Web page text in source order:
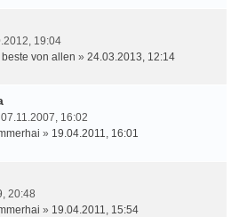
19:04
von allen » 24.03.2013, 12:14
16:02
» 19.04.2011, 16:01
20:48
» 19.04.2011, 15:54